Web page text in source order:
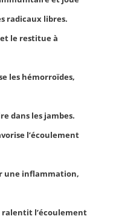
radicaux libres.
le restitue à
les hémorroïdes,
dans les jambes.
l’écoulement
une inflammation,
ralentit l’écoulement